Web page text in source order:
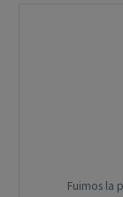
Fuimos la